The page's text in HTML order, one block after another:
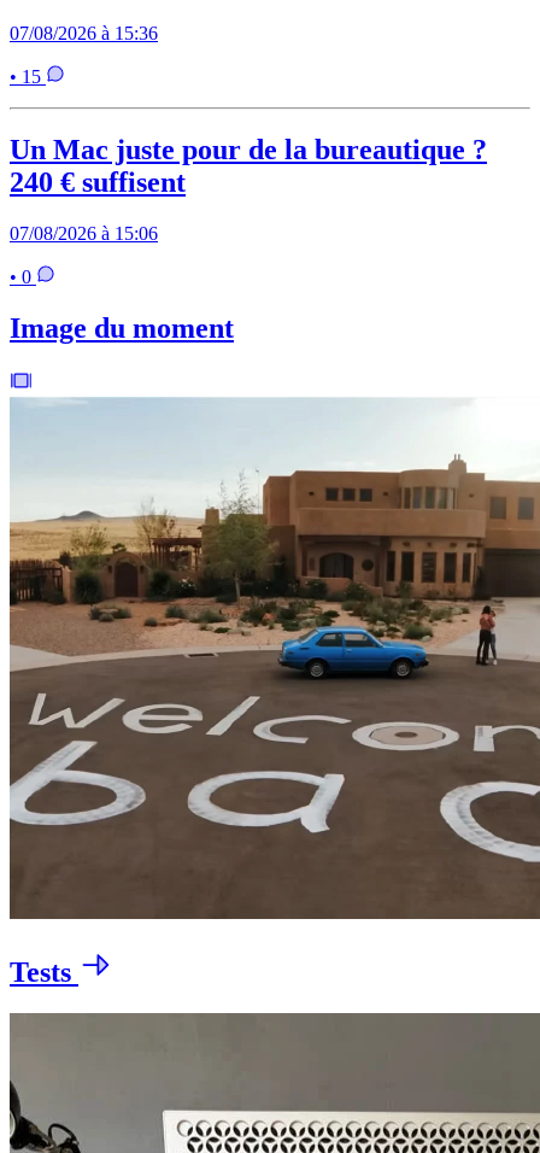
07/08/2026 à 15:36
• 15
Un Mac juste pour de la bureautique ?
240 € suffisent
07/08/2026 à 15:06
• 0
Image du moment
Tests